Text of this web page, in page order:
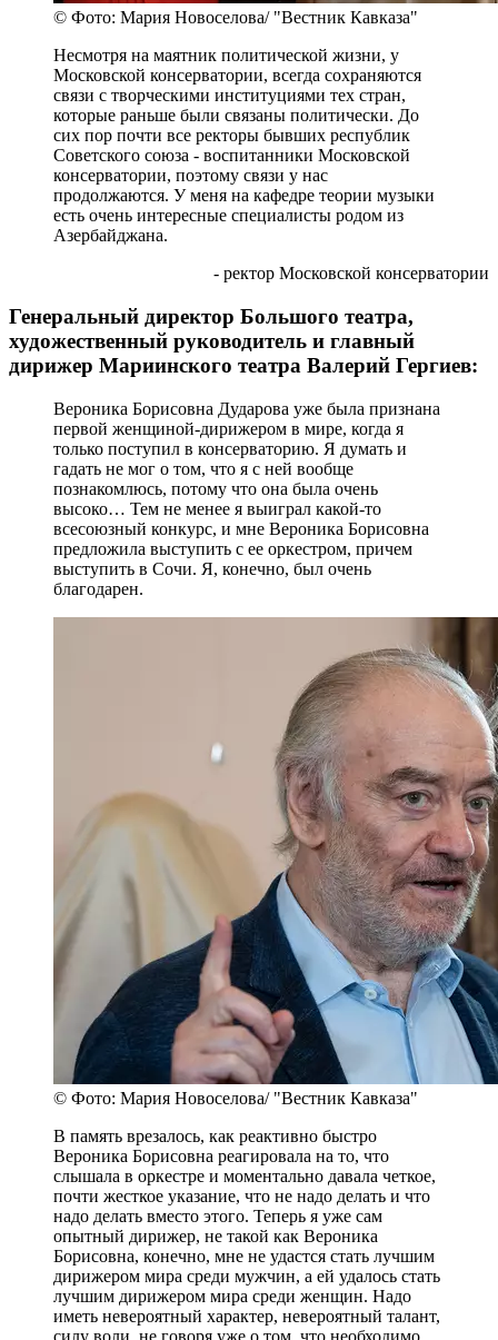
© Фото: Мария Новоселова/ "Вестник Кавказа"
Несмотря на маятник политической жизни, у
Московской консерватории, всегда сохраняются
связи с творческими институциями тех стран,
которые раньше были связаны политически. До
сих пор почти все ректоры бывших республик
Советского союза - воспитанники Московской
консерватории, поэтому связи у нас
продолжаются. У меня на кафедре теории музыки
есть очень интересные специалисты родом из
Азербайджана.
- ректор Московской консерватории
Генеральный директор Большого театра,
художественный руководитель и главный
дирижер Мариинского театра Валерий Гергиев:
Вероника Борисовна Дударова уже была признана
первой женщиной-дирижером в мире, когда я
только поступил в консерваторию. Я думать и
гадать не мог о том, что я с ней вообще
познакомлюсь, потому что она была очень
высоко… Тем не менее я выиграл какой-то
всесоюзный конкурс, и мне Вероника Борисовна
предложила выступить с ее оркестром, причем
выступить в Сочи. Я, конечно, был очень
благодарен.
© Фото: Мария Новоселова/ "Вестник Кавказа"
В память врезалось, как реактивно быстро
Вероника Борисовна реагировала на то, что
слышала в оркестре и моментально давала четкое,
почти жесткое указание, что не надо делать и что
надо делать вместо этого. Теперь я уже сам
опытный дирижер, не такой как Вероника
Борисовна, конечно, мне не удастся стать лучшим
дирижером мира среди мужчин, а ей удалось стать
лучшим дирижером мира среди женщин. Надо
иметь невероятный характер, невероятный талант,
силу воли, не говоря уже о том, что необходимо